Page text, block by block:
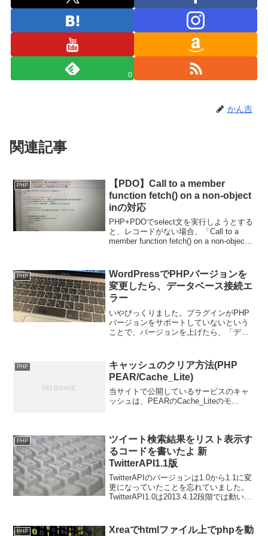
0
かん吉
関連記事
PHP
【PDO】Call to a member
function fetch() on a non-object
inの対応
PHP+PDOでselect文を実行しようとする
と、レコードがない場合、「Call to a
member function fetch() on a non-object
PHP
WordPressでPHPバージョンを
変更したら、データベース接続エ
ラー
いやびっくりました。プラグインがPHP
バージョンをサポートしていないという
ことで、バージョンを上げたら、「デー
MySQLの接続パスワードを設定し直すこ
とで、復帰できました。
PHP
キャッシュのクリア方法(PHP
PEAR/Cache_Lite)
当サイトで公開しているサービスのキャ
ッシュは、PEARのCache_Liteのモ...
PHP
ツイート検索結果をリスト表示す
るコードを書いたよ 新
TwitterAPI1.1版
TwitterAPIのバージョンは1.0から1.1に変
更になっていたことを忘れていました。
TwitterAPI1.0は2013.4.12段階では動いて
表示しているサービ...
PHP
Xreaでhtmlファイル上でphpを動